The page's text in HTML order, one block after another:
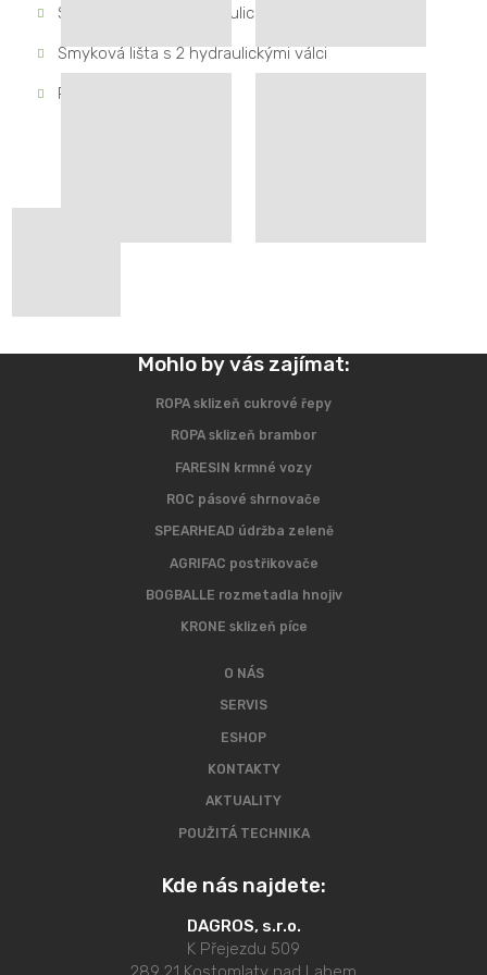
Smyková lišta s 1 hydraulickým válcem
Smyková lišta s 2 hydraulickými válci
Rovnací vidlice
Mohlo by vás zajímat:
ROPA sklizeň cukrové řepy
ROPA sklizeň brambor
FARESIN krmné vozy
ROC pásové shrnovače
SPEARHEAD údržba zeleně
AGRIFAC postřikovače
BOGBALLE rozmetadla hnojiv
KRONE sklizeň píce
O NÁS
SERVIS
ESHOP
KONTAKTY
AKTUALITY
POUŽITÁ TECHNIKA
Kde nás najdete:
DAGROS, s.r.o.
K Přejezdu 509